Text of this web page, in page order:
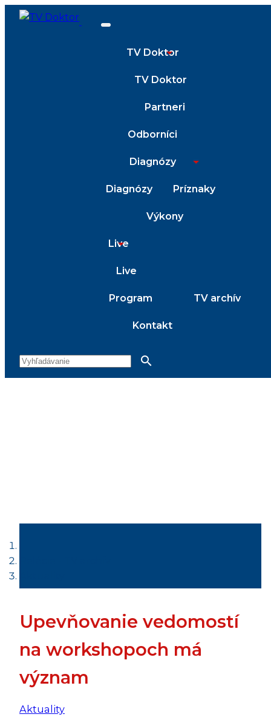
TV Doktor
TV Doktor
Partneri
Odborníci
Diagnózy
Diagnózy Príznaky
Výkony
Live
Live
Program TV archív
Kontakt
search
Upevňovanie vedomostí
na workshopoch má
význam
Aktuality